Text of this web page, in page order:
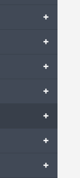
+
+
+
+
+
+
+